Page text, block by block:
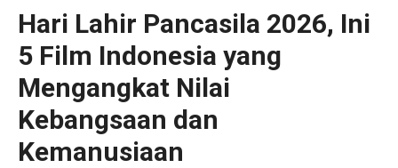
Hari Lahir Pancasila 2026, Ini
5 Film Indonesia yang
Mengangkat Nilai
Kebangsaan dan
Kemanusiaan